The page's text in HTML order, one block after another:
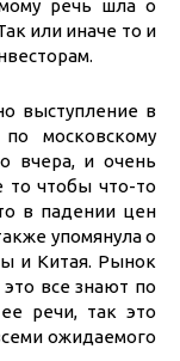
речь шла о
или иначе то и
выступление в
московскому
вчера, и очень
чтобы что-то
в падении цен
упомянула о
и Китая. Рынок
все знают по
речи, так это
ожидаемого